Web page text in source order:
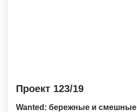
Проект 123/19
Wanted: бережные и смешные